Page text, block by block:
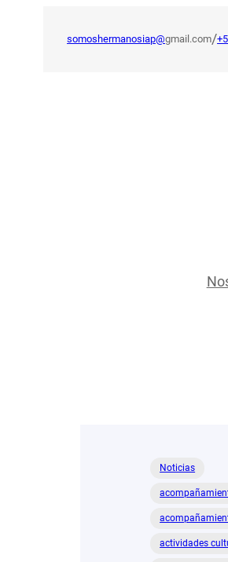
somoshermanosiap@gmail.com/
Noticias
actividades